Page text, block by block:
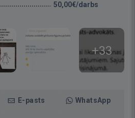
50,00€/darbs
+33
E-pasts WhatsApp